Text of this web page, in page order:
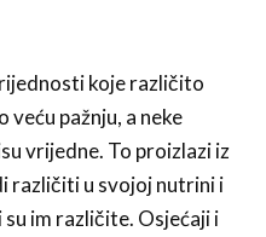
koje različito
pažnju, a neke
vrijedne. To proizlazi iz
različiti u svojoj nutrini i
im različite. Osjećaji i